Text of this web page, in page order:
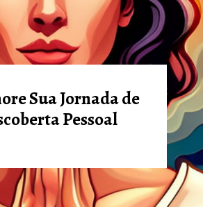
Sua Jornada de
Pessoal